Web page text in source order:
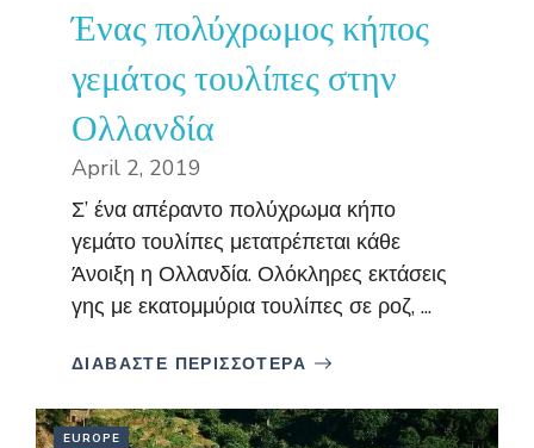
Ένας πολύχρωμος κήπος
γεμάτος τουλίπες στην
Ολλανδία
April 2, 2019
Σ’ ένα απέραντο πολύχρωμα κήπο
γεμάτο τουλίπες μετατρέπεται κάθε
Άνοιξη η Ολλανδία. Ολόκληρες εκτάσεις
γης με εκατομμύρια τουλίπες σε ροζ, ...
ΔΙΑΒΑΣΤΕ ΠΕΡΙΣΣΟΤΕΡΑ
EUROPE